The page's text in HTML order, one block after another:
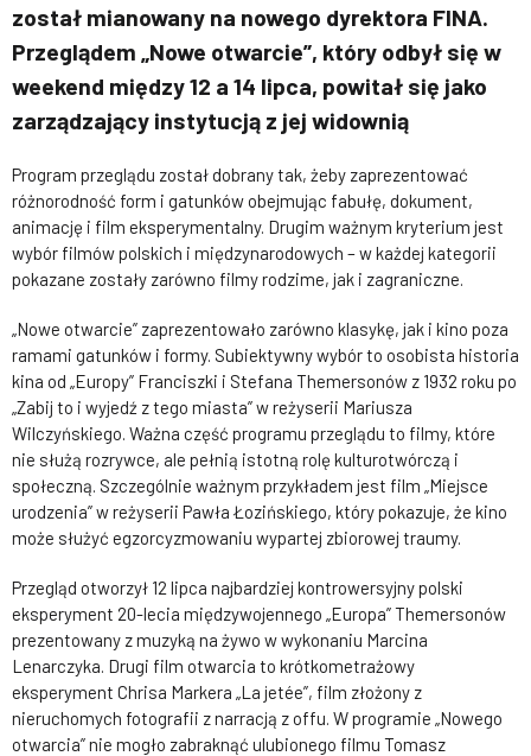
został mianowany na nowego dyrektora FINA.
Przeglądem „Nowe otwarcie”, który odbył się w
weekend między 12 a 14 lipca, powitał się jako
zarządzający instytucją z jej widownią
Program przeglądu został dobrany tak, żeby zaprezentować
różnorodność form i gatunków obejmując fabułę, dokument,
animację i film eksperymentalny. Drugim ważnym kryterium jest
wybór filmów polskich i międzynarodowych – w każdej kategorii
pokazane zostały zarówno filmy rodzime, jak i zagraniczne.
„Nowe otwarcie” zaprezentowało zarówno klasykę, jak i kino poza
ramami gatunków i formy. Subiektywny wybór to osobista historia
kina od „Europy” Franciszki i Stefana Themersonów z 1932 roku po
„Zabij to i wyjedź z tego miasta” w reżyserii Mariusza
Wilczyńskiego. Ważna część programu przeglądu to filmy, które
nie służą rozrywce, ale pełnią istotną rolę kulturotwórczą i
społeczną. Szczególnie ważnym przykładem jest film „Miejsce
urodzenia” w reżyserii Pawła Łozińskiego, który pokazuje, że kino
może służyć egzorcyzmowaniu wypartej zbiorowej traumy.
Przegląd otworzył 12 lipca najbardziej kontrowersyjny polski
eksperyment 20-lecia międzywojennego „Europa” Themersonów
prezentowany z muzyką na żywo w wykonaniu Marcina
Lenarczyka. Drugi film otwarcia to krótkometrażowy
eksperyment Chrisa Markera „La jetée”, film złożony z
nieruchomych fotografii z narracją z offu. W programie „Nowego
otwarcia” nie mogło zabraknąć ulubionego filmu Tomasz